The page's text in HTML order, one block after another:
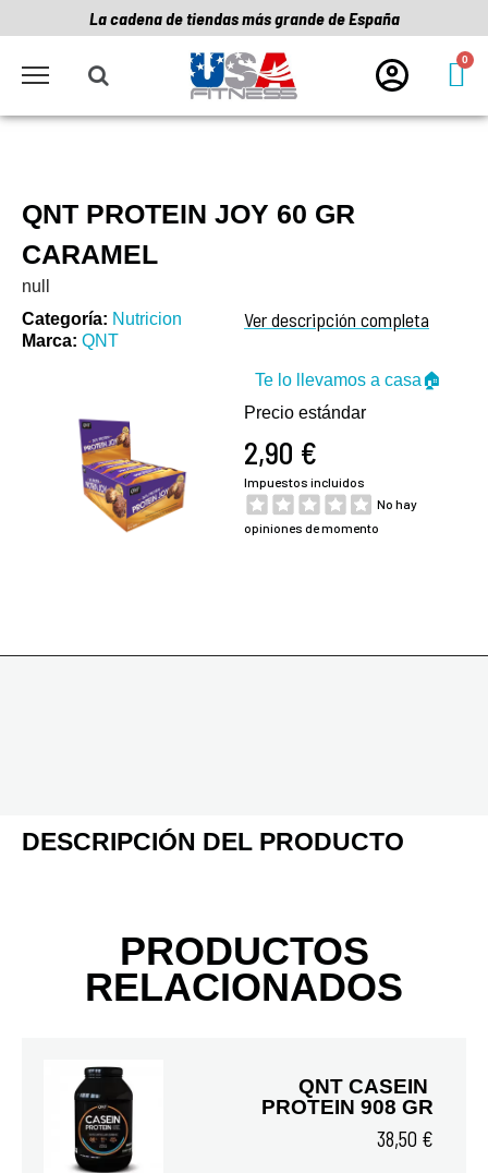
La cadena de tiendas más grande de España
QNT PROTEIN JOY 60 GR
CARAMEL
null
Categoría
Nutricion
Marca QNT
Ver descripción completa
Te lo llevamos a casa🏠
Precio estándar
2,90 €
Impuestos incluidos
No hay
opiniones de momento
DESCRIPCIÓN DEL PRODUCTO
PRODUCTOS
RELACIONADOS
QNT CASEIN
PROTEIN 908 GR
38,50 €